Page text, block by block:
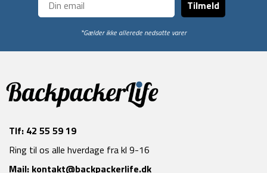
Tilmeld
*Gælder ikke allerede nedsatte varer
Tlf: 42 55 59 19
Ring til os alle hverdage fra kl 9-16
Mail: kontakt@backpackerlife.dk